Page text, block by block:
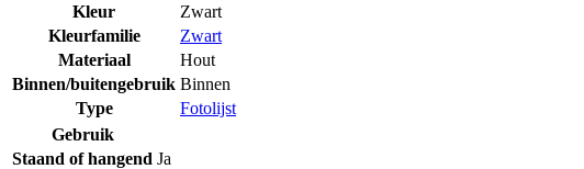
Kleur
Zwart
Kleurfamilie
Zwart
Materiaal
Hout
Binnen/buitengebruik Binnen
Type
Fotolijst
Gebruik
Staand of hangend Ja